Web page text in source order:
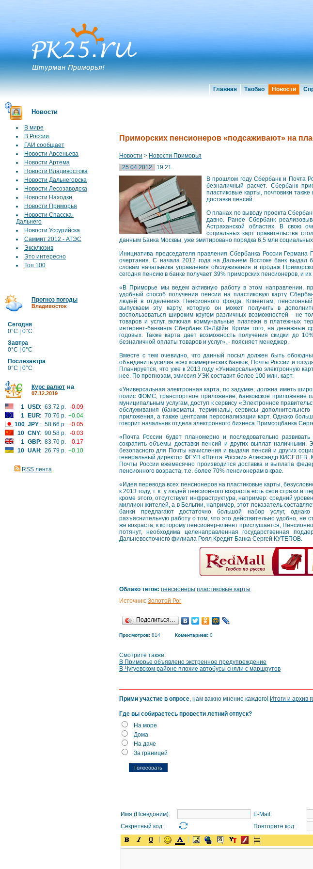
Главная Таобао Новости
Новости
В мире
В России
ГАИ сообщает
Новости Арсеньева
Новости Артема
Новости Владивостока
Новости Дальнегорска
Новости Лесозаводска
Новости Находки
Новости Приморья
Новости Спасска-
Дальнего
Новости Уссурийска
Саммит 2012 - АТЭС
Эксклюзив
Это интересно
Топ 100
Прогноз погоды
Владивосток
Сегодня
0°C | 0°C
Завтра
0°C | 0°C
Послезавтра
0°C | 0°C
Курс валют на
07.12.2019
1 USD: 63.72 р. -0.09
1
EUR: 70.76 р. +0.04
100 JPY : 58.66 р. +0.05
10 CNY: 90.58 р. -0.03
1 GBP: 83.70 р. -0.17
10 UAH: 26.79 р. +0.10
RSS лента
Приморских пенсионеров «подсаживают» на
Новости > Новости Приморья
25.04.2012
19:21
В прошлом году Сбербанк и Почта
безналичный расчет. Сбербанк
пластиковые карты, почтовики
доставки пенсий.
О планах по выводу проекта
давно. Ранее Сбербанк
Астраханской областях. В свою
социальных карт правительства
данным Банка Москвы, уже эмитировано порядка 6,5 млн социальных
Инициатива председателя правления Сбербанка России
очертания. С начала 2012 года на Дальнем Востоке банк выдал
словам начальника управления обслуживания и продаж
сегодня пенсию в банке получает 39% приморских пенсионеров, и
«В Приморье мы ведем активную работу в этом направлении,
удобный способ получения пенсии на пластиковую карту
людей в отделениях Пенсионного фонда. Клиентам,
выпускаем эту карту, которую он может получить в
воспользоваться широким кругом различных возможностей - не
товаров и услуг, включая коммунальные платежи в платежных
интернет-банкинга Сбербанк ОнЛ@йн. Кроме того, на денежные
годовых. Также карта дает возможность получения скидки до
безналичной оплаты товаров и услуг», - поясняет менеджер.
Вместе с тем очевидно, что данный посыл должен быть
объединить усилия всех коммерческих банков, Почты России и
Планируется, что уже к 2013 году «Универсальную электронную
нее. По прогнозам, эмиссия УЭК составит более 100 млн. карт.
«Универсальная электронная карта, по задумке, должна иметь
полис ФОМС, транспортное приложение, банковское приложение
муниципальным услугам, доступ к сервису «Электронное
обслуживания (банкоматы, терминалы, сервисы дополнительного
приложения, а также центрами персонализации карт. Однако
говорит начальник отдела электронного бизнеса Примсоцбанка
«Почта России будет планомерно и последовательно
сократить объемы доставки пенсий и других выплат
безопасного для Почты начисления и выдачи пенсий и других
генеральный директор ФГУП «Почта России» Александр КИСЕЛЕВ.
Почты России ежемесячно производится доставка и выплата
пенсионного возраста, т.е. более 70% пенсионерам в крае.
«Идея перевода всех пенсионеров на пластиковые карты,
к 2013 году, т. к. у людей пенсионного возраста есть свои страхи
кроме этого, отсутствует инфраструктура, например: средний
миллион жителей, а в Бельгии, например, этот показатель
банки предлагают достаточно большой набор услуг,
разъяснительную работу о том, что это действительно удобно, не
же возраста, к которому пенсионер-клиент прислушается,
потянут, необходима целенаправленная государственная
Дальневосточного филиала Роял Кредит Банка Сергей КУТЕПОВ.
Облако тегов: пенсионеры пластиковые карты
Источник: Золотой Рог
Поделиться…
Просмотров: 814 Коментариев: 0
Смотрите также:
В Приморье объявлено экстренное предупреждение
В Чугуевском районе плохие автобусы сняли с маршрутов
Прими участие в опросе, нам важно мнение каждого! Итоги и архив
Где вы собираетесь провести летний отпуск?
На море
Дома
На даче
За границей
Имя (Псевдоним):
E-Mail:
Секретный код:
Повторите код: